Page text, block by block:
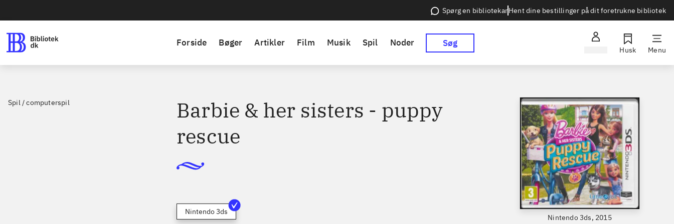
Spørg en bibliotekarHent dine bestillinger på dit foretrukne bibliotek
Forside Bøger Artikler Film Musik Spil Noder Søg
Husk Menu
Spil / computerspil
Nintendo 3ds, 2015
Barbie & her sisters - puppy
rescue
Nintendo 3ds